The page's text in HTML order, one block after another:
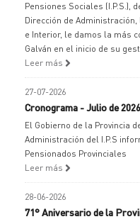
Pensiones Sociales (I.P.S.),
Dirección de
e Interior, le damos la más
Galván en el inicio de su
Leer más
27-07-2026
Cronograma - Julio de 2026
El Gobierno de la Provincia
Administración del I.P.S
Pensionados Provinciales
Leer más
28-06-2026
71° Aniversario de la